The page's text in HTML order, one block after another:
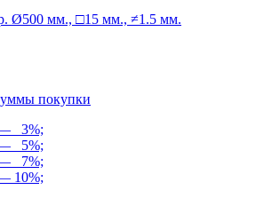
покупки
— 3%;
— 5%;
— 7%;
10%;